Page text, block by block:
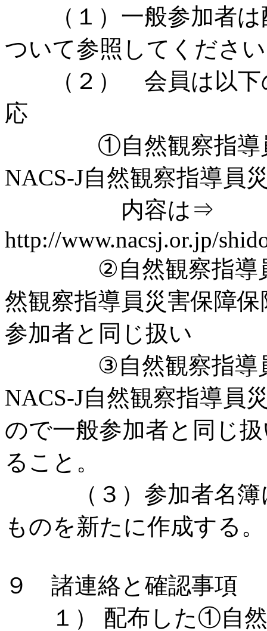
（１）一般参加者は
ついて参照してくださ
（２） 会員は以下
応
①自然観察指導員
NACS-J自然観察指導員
内容は⇒
http://www.nacsj.or.jp/
②自然観察指導員の
然観察指導員災害保障
参加者と同じ扱い
③自然観察指導員
NACS-J自然観察指導員
ので一般参加者と同じ
ること。
（３）参加者名簿に
ものを新たに作成する。
９ 諸連絡と確認事項
１） 配布した①自然